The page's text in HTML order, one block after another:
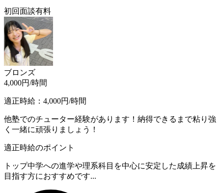
初回面談有料
ブロンズ
4,000円/時間
適正時給： 4,000円/時間
他塾でのチューター経験があります！納得できるまで粘り強
く一緒に頑張りましょう！
適正時給のポイント
トップ中学への進学や理系科目を中心に安定した成績上昇を
目指す方におすすめです...